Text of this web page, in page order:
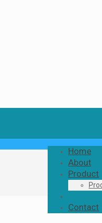
Home
About
Product
Contact